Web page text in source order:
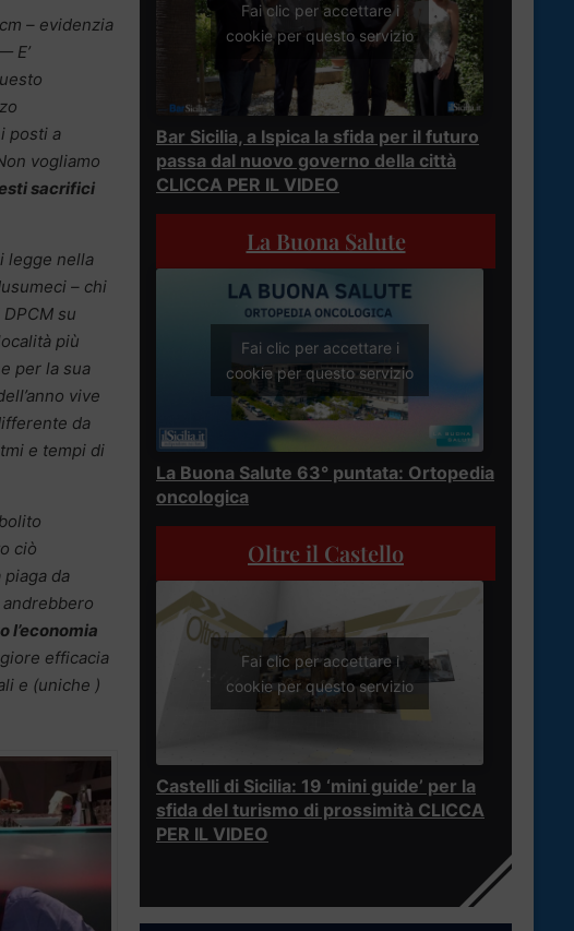
– evidenzia
E’
posti a
vogliamo
sacrifici
legge nella
– chi
su
più
per la sua
vive
da
e tempi di
ciò
da
l’economia
efficacia
e (uniche )
Fai clic per accettare i
cookie per questo servizio
Bar Sicilia, a Ispica la sfida per il futuro
passa dal nuovo governo della città
CLICCA PER IL VIDEO
La Buona Salute
Fai clic per accettare i
cookie per questo servizio
La Buona Salute 63° puntata: Ortopedia
oncologica
Oltre il Castello
Fai clic per accettare i
cookie per questo servizio
Castelli di Sicilia: 19 ‘mini guide’ per la
sfida del turismo di prossimità CLICCA
PER IL VIDEO